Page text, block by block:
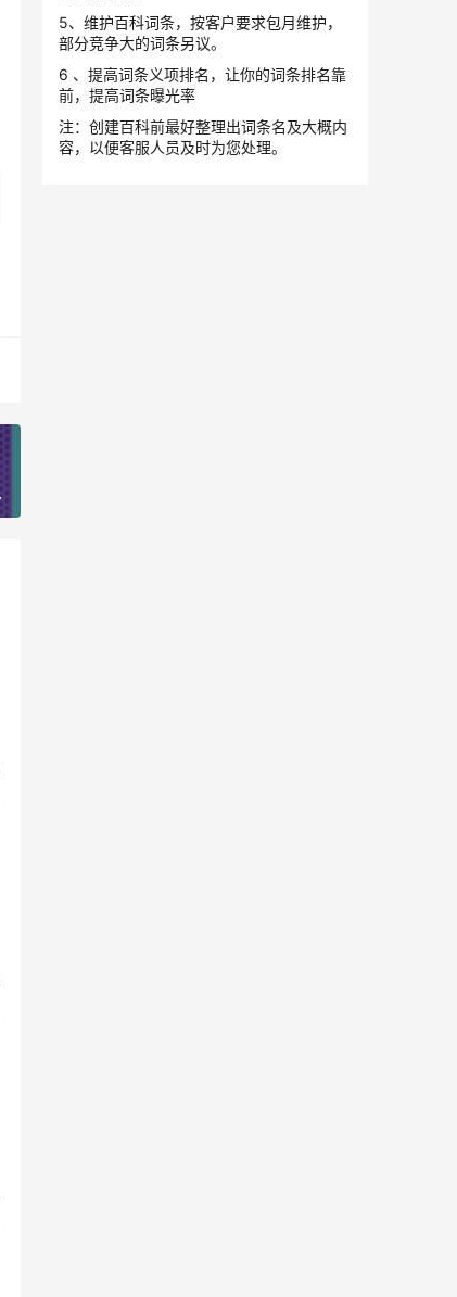
5、维护百科词条，按客户要求包月维护，
部分竞争大的词条另议。
6 、提高词条义项排名，让你的词条排名靠
前，提高词条曝光率
注：创建百科前最好整理出词条名及大概内
容，以便客服人员及时为您处理。